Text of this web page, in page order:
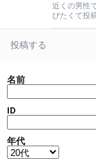
近くの男性
びたくて投
投稿する
名前
ID
年代